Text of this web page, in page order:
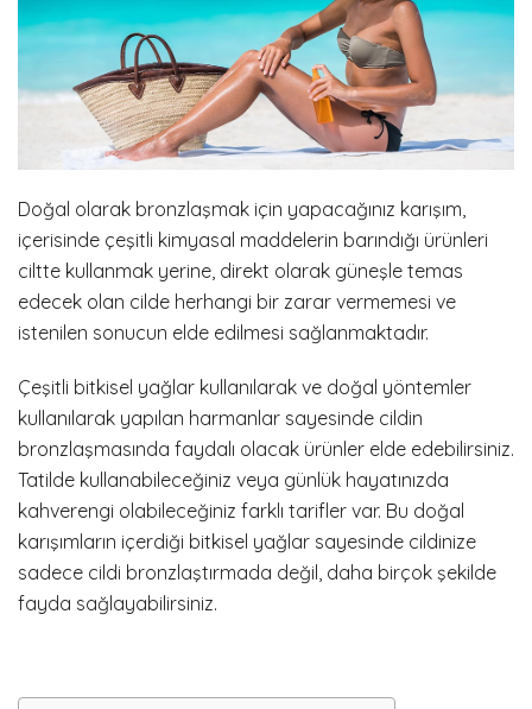
Doğal olarak bronzlaşmak için yapacağınız karışım,
içerisinde çeşitli kimyasal maddelerin barındığı ürünleri
ciltte kullanmak yerine, direkt olarak güneşle temas
edecek olan cilde herhangi bir zarar vermemesi ve
istenilen sonucun elde edilmesi sağlanmaktadır.
Çeşitli bitkisel yağlar kullanılarak ve doğal yöntemler
kullanılarak yapılan harmanlar sayesinde cildin
bronzlaşmasında faydalı olacak ürünler elde edebilirsiniz.
Tatilde kullanabileceğiniz veya günlük hayatınızda
kahverengi olabileceğiniz farklı tarifler var. Bu doğal
karışımların içerdiği bitkisel yağlar sayesinde cildinize
sadece cildi bronzlaştırmada değil, daha birçok şekilde
fayda sağlayabilirsiniz.